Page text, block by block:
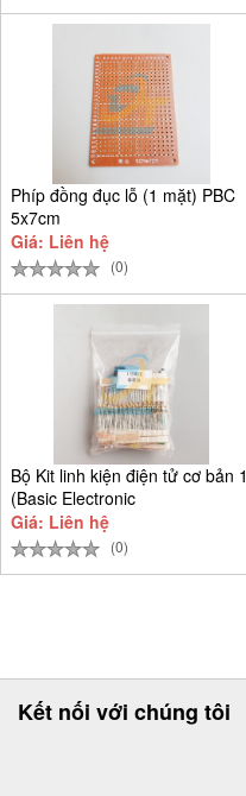
Phíp đồng đục lỗ (1 mặt) PBC
5x7cm
Giá: Liên hệ
(0)
Bộ Kit linh kiện điện tử cơ bản 1
(Basic Electronic
Giá: Liên hệ
(0)
Kết nối với chúng tôi